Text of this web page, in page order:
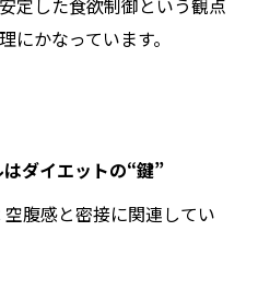
にかなっています。
ダイエットの“鍵”
腹感と密接に関連してい